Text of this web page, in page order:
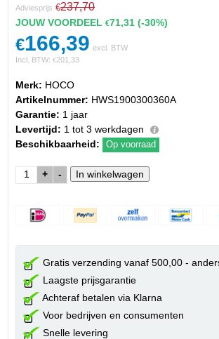
Adviesprijs €237,70
JOUW VOORDEEL€71,31 (-30%)
€166,39 excl. BTW
Incl. BTW:€201,33
Merk: HOCO
Artikelnummer: HWS1900300360A
Garantie: 1 jaar
Levertijd: 1 tot 3 werkdagen
Beschikbaarheid:
Op voorraad
+ -
Gratis verzending vanaf 500,00 -
Laagste prijsgarantie
Achteraf betalen via Klarna
Voor bedrijven en consumenten
Snelle levering